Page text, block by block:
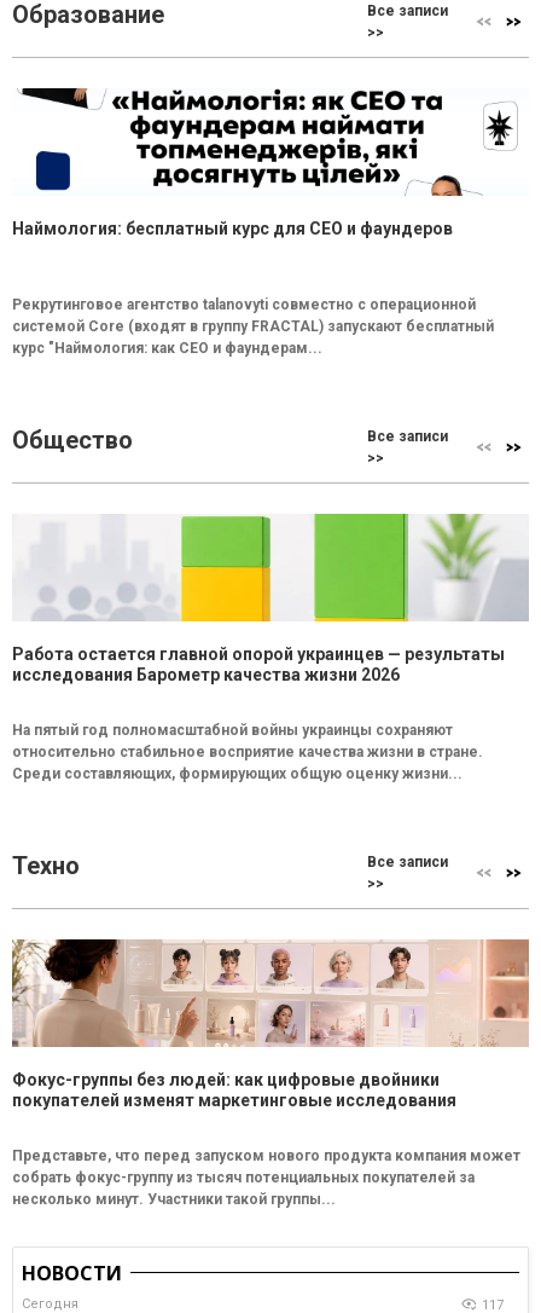
Образование
Все записи
>>
Наймология: бесплатный курс для CEO и фаундеров
Рекрутинговое агентство talanovyti совместно с операционной
системой Core (входят в группу FRACTAL) запускают бесплатный
курс "Наймология: как СEO и фаундерам...
Общество
Все записи
>>
Работа остается главной опорой украинцев — результаты
исследования Барометр качества жизни 2026
На пятый год полномасштабной войны украинцы сохраняют
относительно стабильное восприятие качества жизни в стране.
Среди составляющих, формирующих общую оценку жизни...
Техно
Все записи
>>
Фокус-группы без людей: как цифровые двойники
покупателей изменят маркетинговые исследования
Представьте, что перед запуском нового продукта компания может
собрать фокус-группу из тысяч потенциальных покупателей за
несколько минут. Участники такой группы...
НОВОСТИ
Сегодня 117